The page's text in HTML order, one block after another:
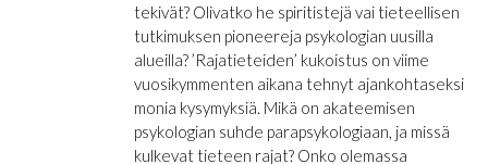
tekivät? Olivatko he spiritistejä vai tieteellisen
tutkimuksen pioneereja psykologian uusilla
alueilla? ’Rajatieteiden’ kukoistus on viime
vuosikymmenten aikana tehnyt ajankohtaseksi
monia kysymyksiä. Mikä on akateemisen
psykologian suhde parapsykologiaan, ja missä
kulkevat tieteen rajat? Onko olemassa